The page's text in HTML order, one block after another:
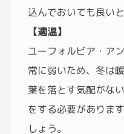
込んでおいても良いと
【適温】
ユーフォルビア・ア
常に弱いため、冬は
葉を落とす気配がな
をする必要がありま
しょう。